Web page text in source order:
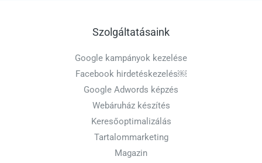
Szolgáltatásaink
Google kampányok kezelése
Facebook hirdetéskezelés￼
Google Adwords képzés
Webáruház készítés
Keresőoptimalizálás
Tartalommarketing
Magazin